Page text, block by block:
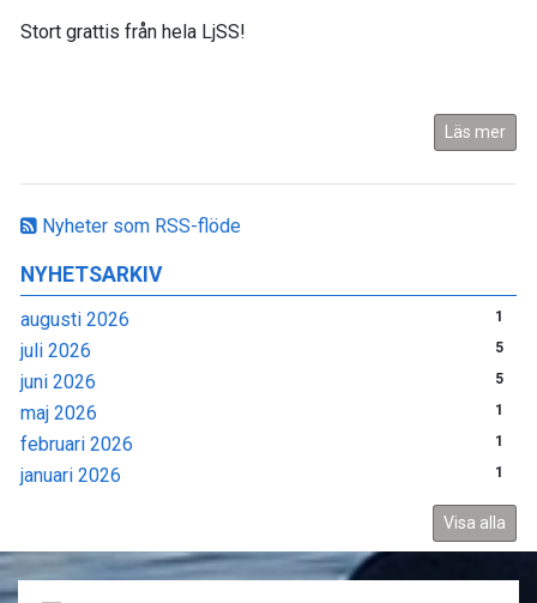
Nyheter som RSS-flöde
NYHETSARKIV
augusti 2026 1
juli 2026 5
juni 2026 5
maj 2026 1
februari 2026 1
januari 2026 1
Visa alla
Stort grattis från hela LjSS!
Läs mer